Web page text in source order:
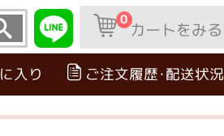
0カートをみる
入り ご注文履歴･配送状況